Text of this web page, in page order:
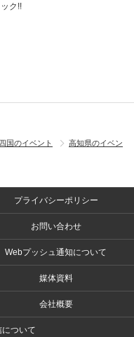
ク!!
四国のイベント
高知県のイベン
プライバシーポリシー
お問い合わせ
Webプッシュ通知について
媒体資料
会社概要
ついて